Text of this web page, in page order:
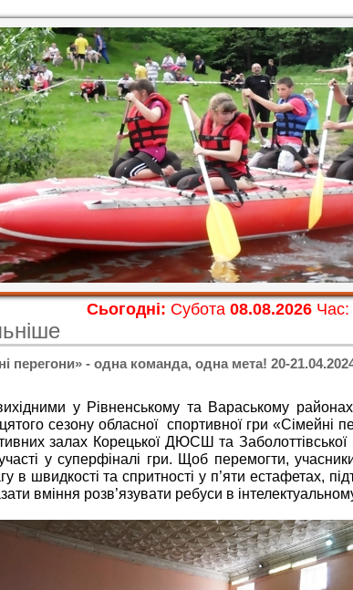
Сьогодні: Субота 08.08.2026Час:
перегони» - одна команда, одна мета! 20-
у Рівненському та Вараському
сезону обласної спортивної гри «Сімейні
залах Корецької ДЮСШ та Заболоттівської
у суперфіналі гри. Щоб перемогти,
в швидкості та спритності у п’яти естафетах,
вміння розв’язувати ребуси в